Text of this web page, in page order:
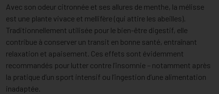
Avec son odeur citronnée et ses allures de menthe, la mélisse
est une plante vivace et mellifère (qui attire les abeilles).
Traditionnellement utilisée pour le bien-être digestif, elle
contribue à conserver un transit en bonne santé, entraînant
relaxation et apaisement. Ces effets sont évidemment
recommandés pour lutter contre l’insomnie – notamment après
la pratique d’un sport intensif ou l’ingestion d’une alimentation
inadaptée.